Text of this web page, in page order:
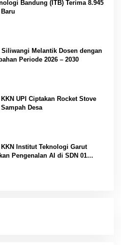
Bandung (ITB) Terima 8.945
Melantik Dosen dengan
Periode 2026 – 2030
UPI Ciptakan Rocket Stove
Desa
KKN Institut Teknologi Garut
Pengenalan AI di SDN 01